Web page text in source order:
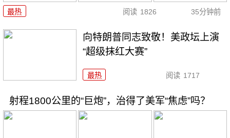
最热 阅读 1826 35分钟前
向特朗普同志致敬！美政坛上演
“超级抹红大赛”
最热 阅读 1717
射程1800公里的“巨炮”，治得了美军“焦虑”吗？